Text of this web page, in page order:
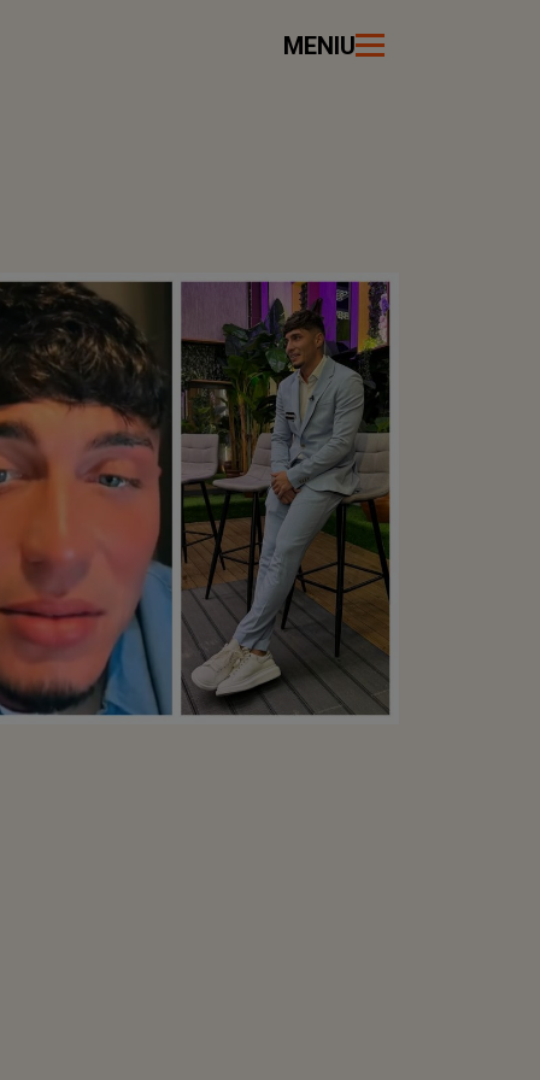
MENIU